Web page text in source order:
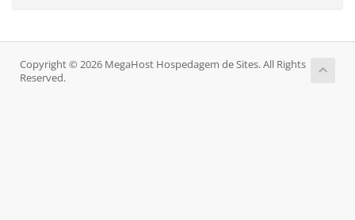
Copyright © 2026 MegaHost Hospedagem de Sites. All Rights
Reserved.